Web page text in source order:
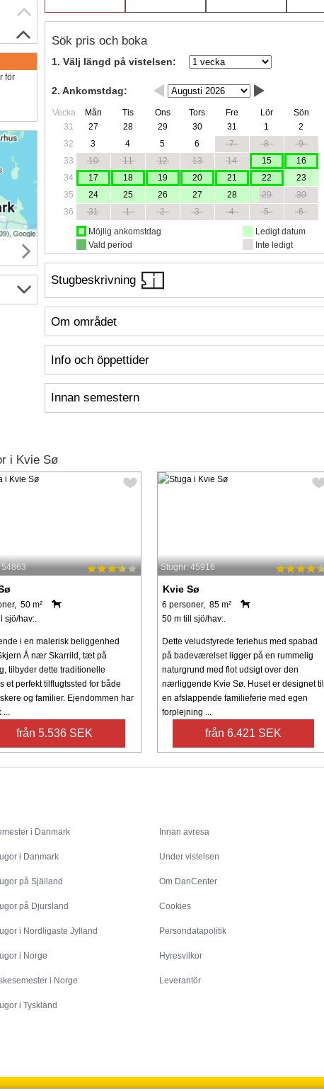
Sök pris och boka
1. Välj längd på vistelsen:
2. Ankomstdag:
Vecka Mån Tis Ons Tors Fre Lör
Sön
31
27 28 29 30 31 1
2
32
3 4 5 6 7 8
9
33
10 11 12 13 14 15
16
34
17 18 19 20 21 22
23
35
24 25 26 27 28 29
30
36
31 1 2 3 4 5
6
Möjlig ankomstdag
Vald period
Ledigt datum
Inte ledigt
Stugbeskrivning
Om området
Info och öppettider
Innan semestern
för
i Kvie Sø
50 m²
sjö/hav:.
i en malerisk beliggenhed
Å nær Skarrild, tæt på
tilbyder dette traditionelle
et perfekt tilflugtssted for både
og familier. Ejendommen har
från 5.536 SEK
Stugnr: 45916
Kvie Sø
6 personer, 85 m²
50 m till sjö/hav:.
Dette veludstyrede feriehus med spabad
på badeværelset ligger på en rummelig
naturgrund med flot udsigt over den
nærliggende Kvie Sø. Huset er designet til
en afslappende familieferie med egen
forplejning ...
från 6.421 SEK
i Danmark
i Danmark
på Själland
på Djursland
i Nordligaste Jylland
i Norge
i Norge
i Tyskland
Innan avresa
Under vistelsen
Om DanCenter
Cookies
Persondatapolitik
Hyresvilkor
Leverantör